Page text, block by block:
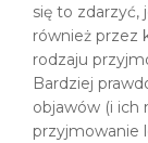
się to zdarzyć,
również przez
rodzaju
Bardziej
objawów (i ich
przyjmowanie